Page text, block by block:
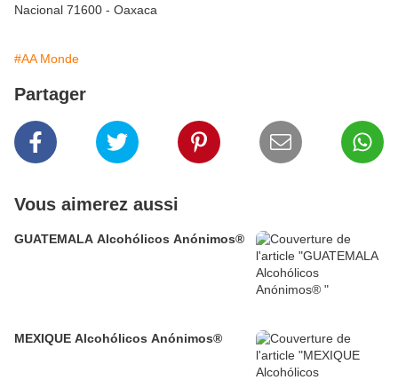
Nacional 71600 - Oaxaca
#AA Monde
Partager
Vous aimerez aussi
GUATEMALA Alcohólicos Anónimos®
MEXIQUE Alcohólicos Anónimos®